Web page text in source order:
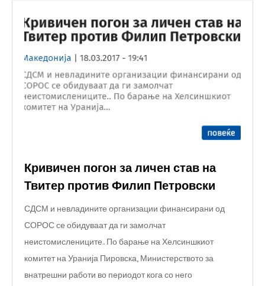
Кривичен погон за личен став на
Твитер против Филип Петровски
СДСМ и невладините организации финансирани од
СОРОС се обидуваат да ги замолчат
неистомислениците.. По барање на Хелсиншкиот
комитет на Уранија Пировска, Министерството за
внатрешни работи во периодот кога со него